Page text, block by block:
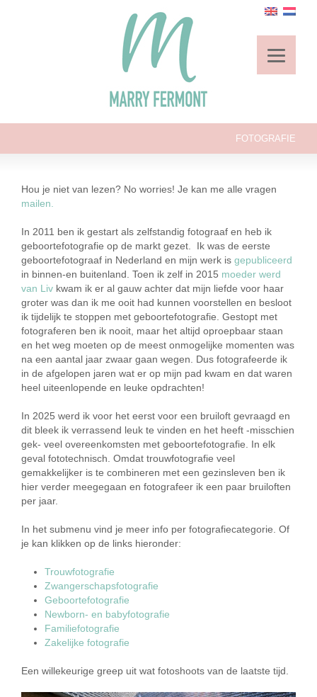
FOTOGRAFIE
Hou je niet van lezen? No worries! Je kan me alle vragen
mailen.
In 2011 ben ik gestart als zelfstandig fotograaf en heb ik
geboortefotografie op de markt gezet. Ik was de eerste
geboortefotograaf in Nederland en mijn werk is gepubliceerd
in binnen-en buitenland. Toen ik zelf in 2015 moeder werd
van Liv kwam ik er al gauw achter dat mijn liefde voor haar
groter was dan ik me ooit had kunnen voorstellen en besloot
ik tijdelijk te stoppen met geboortefotografie. Gestopt met
fotograferen ben ik nooit, maar het altijd oproepbaar staan
en het weg moeten op de meest onmogelijke momenten was
na een aantal jaar zwaar gaan wegen. Dus fotografeerde ik
in de afgelopen jaren wat er op mijn pad kwam en dat waren
heel uiteenlopende en leuke opdrachten!
In 2025 werd ik voor het eerst voor een bruiloft gevraagd en
dit bleek ik verrassend leuk te vinden en het heeft -misschien
gek- veel overeenkomsten met geboortefotografie. In elk
geval fototechnisch. Omdat trouwfotografie veel
gemakkelijker is te combineren met een gezinsleven ben ik
hier verder meegegaan en fotografeer ik een paar bruiloften
per jaar.
In het submenu vind je meer info per fotografiecategorie. Of
je kan klikken op de links hieronder:
Trouwfotografie
Zwangerschapsfotografie
Geboortefotografie
Newborn- en babyfotografie
Familiefotografie
Zakelijke fotografie
Een willekeurige greep uit wat fotoshoots van de laatste tijd.